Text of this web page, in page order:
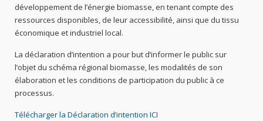
développement de l’énergie biomasse, en tenant compte des
ressources disponibles, de leur accessibilité, ainsi que du tissu
économique et industriel local.
La déclaration d’intention a pour but d’informer le public sur
l’objet du schéma régional biomasse, les modalités de son
élaboration et les conditions de participation du public à ce
processus.
Télécharger la Déclaration d’intention ICI